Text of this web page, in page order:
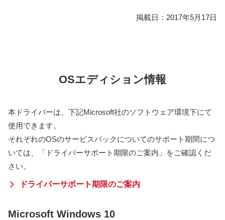
掲載日： 2017年5月17日
OSエディション情報
本ドライバーは、下記Microsoft社のソフトウェア環境下にて
使用できます。
それぞれのOSのサービスパックについてのサポート期間につ
いては、「ドライバーサポート期限のご案内」をご確認くだ
さい。
ドライバーサポート期限のご案内
Microsoft Windows 10